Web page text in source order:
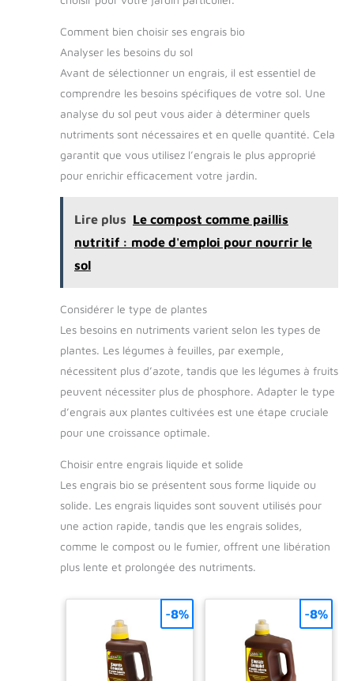
Comment bien choisir ses engrais bio
Analyser les besoins du sol
Avant de sélectionner un engrais, il est essentiel de
comprendre les besoins spécifiques de votre sol. Une
analyse du sol peut vous aider à déterminer quels
nutriments sont nécessaires et en quelle quantité. Cela
garantit que vous utilisez l’engrais le plus approprié
pour enrichir efficacement votre jardin.
Lire plus Le compost comme paillis
nutritif : mode d'emploi pour nourrir le
sol
Considérer le type de plantes
Les besoins en nutriments varient selon les types de
plantes. Les légumes à feuilles, par exemple,
nécessitent plus d’azote, tandis que les légumes à fruits
peuvent nécessiter plus de phosphore. Adapter le type
d’engrais aux plantes cultivées est une étape cruciale
pour une croissance optimale.
Choisir entre engrais liquide et solide
Les engrais bio se présentent sous forme liquide ou
solide. Les engrais liquides sont souvent utilisés pour
une action rapide, tandis que les engrais solides,
comme le compost ou le fumier, offrent une libération
plus lente et prolongée des nutriments.
-8% -8%